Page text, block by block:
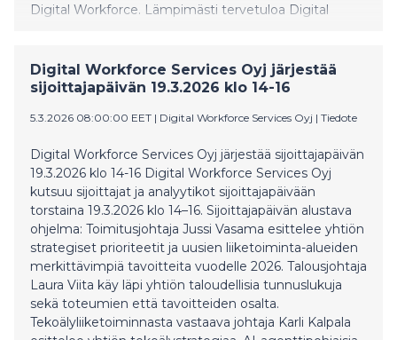
Digital Workforce. Lämpimästi tervetuloa Digital
Puh. +358 50 380 9893 Laura Viita, talousjohtaja Puh.
+358 50 487 1044 Sijoittajat | Digital Workforce
Digital Workforce Services Oyj järjestää
sijoittajapäivän 19.3.2026 klo 14-16
5.3.2026 08:00:00 EET | Digital Workforce Services Oyj | Tiedote
Digital Workforce Services Oyj järjestää sijoittajapäivän
19.3.2026 klo 14-16 Digital Workforce Services Oyj
kutsuu sijoittajat ja analyytikot sijoittajapäivään
torstaina 19.3.2026 klo 14–16. Sijoittajapäivän alustava
ohjelma: Toimitusjohtaja Jussi Vasama esittelee yhtiön
strategiset prioriteetit ja uusien liiketoiminta-alueiden
merkittävimpiä tavoitteita vuodelle 2026. Talousjohtaja
Laura Viita käy läpi yhtiön taloudellisia tunnuslukuja
sekä toteumien että tavoitteiden osalta.
Tekoälyliiketoiminnasta vastaava johtaja Karli Kalpala